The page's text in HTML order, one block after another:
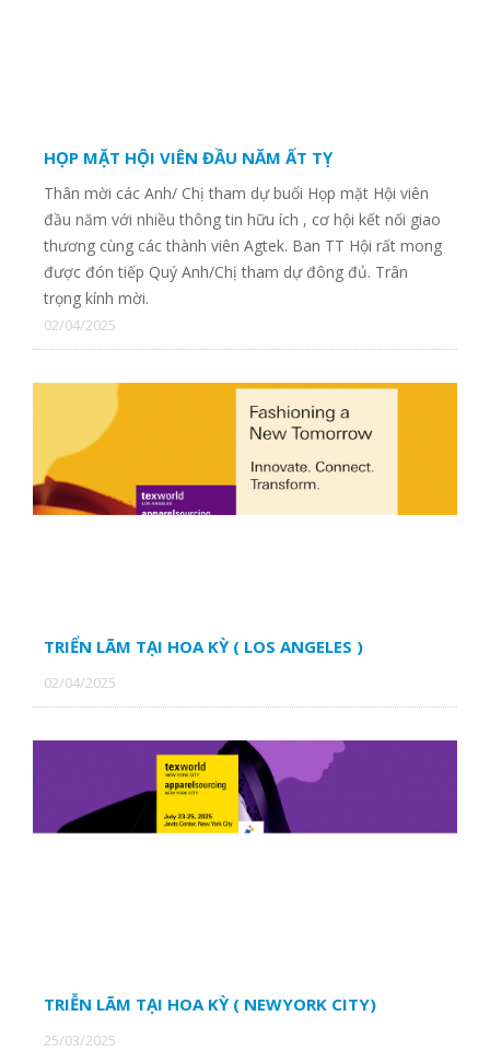
REPUBLIK
CTY CP ĐẦU TƯ XÂY DỰNG NĂNG LƯỢNG PHÚ MỸ
CÔNG TY CP MAY VŨNG TÀU
HỌP MẶT HỘI VIÊN ĐẦU NĂM ẤT TỴ
Thân mời các Anh/ Chị tham dự buổi Họp mặt Hội viên
đầu năm với nhiều thông tin hữu ích , cơ hội kết nối giao
thương cùng các thành viên Agtek. Ban TT Hội rất mong
được đón tiếp Quý Anh/Chị tham dự đông đủ. Trân
trọng kính mời.
02/04/2025
TRIỂN LÃM TẠI HOA KỲ ( LOS ANGELES )
02/04/2025
TRIỄN LÃM TẠI HOA KỲ ( NEWYORK CITY)
25/03/2025